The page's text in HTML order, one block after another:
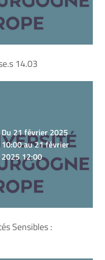
14.03
Du 21 février 2025
10:00 au 21 février
2025 12:00
Sensibles :